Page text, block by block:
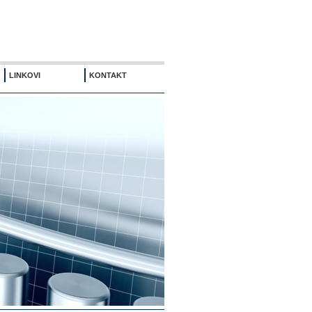
LINKOVI KONTAKT